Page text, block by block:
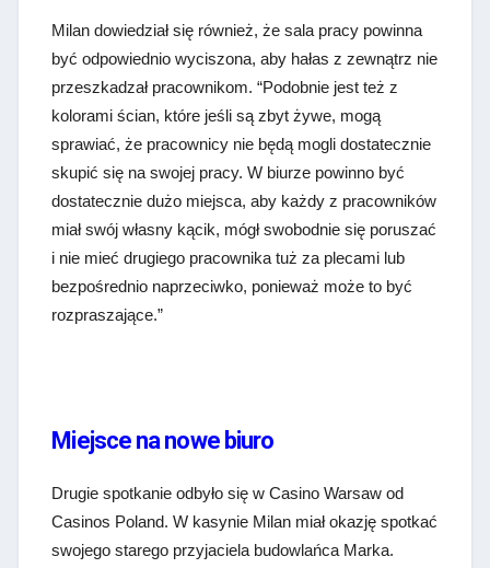
Milan dowiedział się również, że sala pracy powinna
być odpowiednio wyciszona, aby hałas z zewnątrz nie
przeszkadzał pracownikom. “Podobnie jest też z
kolorami ścian, które jeśli są zbyt żywe, mogą
sprawiać, że pracownicy nie będą mogli dostatecznie
skupić się na swojej pracy. W biurze powinno być
dostatecznie dużo miejsca, aby każdy z pracowników
miał swój własny kącik, mógł swobodnie się poruszać
i nie mieć drugiego pracownika tuż za plecami lub
bezpośrednio naprzeciwko, ponieważ może to być
rozpraszające.”
Miejsce na nowe biuro
Drugie spotkanie odbyło się w Casino Warsaw od
Casinos Poland. W kasynie Milan miał okazję spotkać
swojego starego przyjaciela budowlańca Marka.